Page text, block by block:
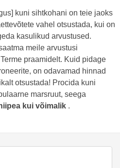
kuni sihtkohani on teie jaoks
vahel otsustada, kui on
kasulikud arvustused.
meile arvustusi
praamidelt. Kuid pidage
on odavamad hinnad
otsustada! Procida kuni
marsruut, seega
kui võimalik .